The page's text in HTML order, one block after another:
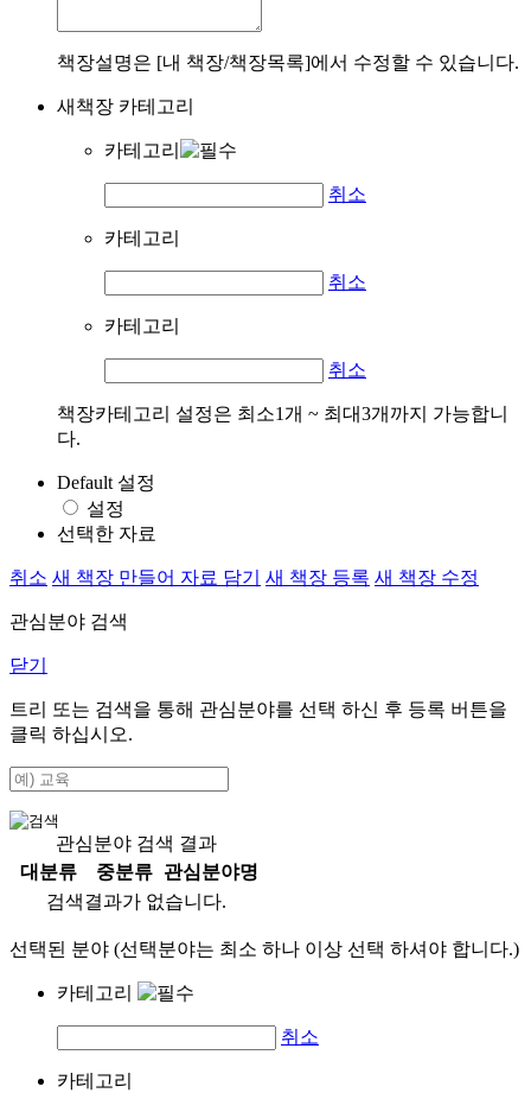
책장설명은 [내 책장/책장목록]에서 수정할 수 있습니다.
새책장 카테고리
카테고리
취소
카테고리
취소
카테고리
취소
책장카테고리 설정은 최소1개 ~ 최대3개까지 가능합니
다.
Default 설정
설정
선택한 자료
취소 새 책장 만들어 자료 담기 새 책장 등록 새 책장 수정
관심분야 검색
닫기
트리 또는 검색을 통해 관심분야를 선택 하신 후 등록 버튼을
클릭 하십시오.
관심분야 검색 결과
대분류
중분류
관심분야명
검색결과가 없습니다.
선택된 분야 (선택분야는 최소 하나 이상 선택 하셔야 합니다.)
카테고리
취소
카테고리